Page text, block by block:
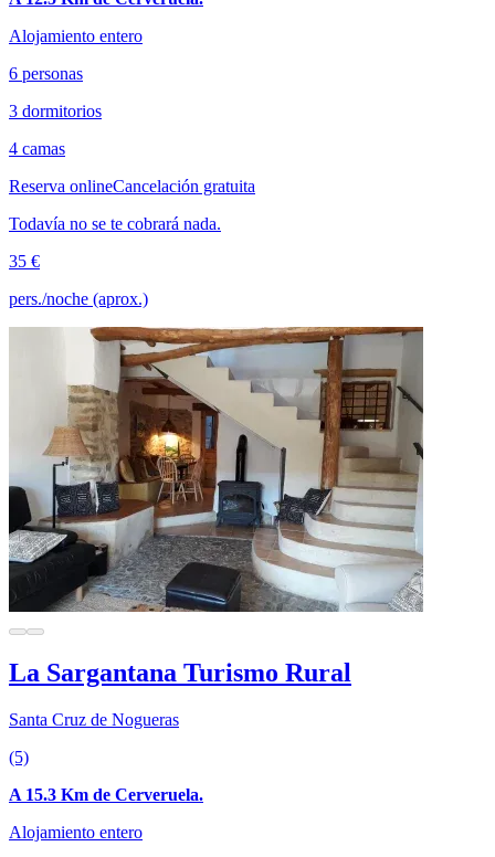
Alojamiento entero
6 personas
3 dormitorios
4 camas
Reserva onlineCancelación gratuita
Todavía no se te cobrará nada.
35 €
pers./noche (aprox.)
La Sargantana Turismo Rural
Santa Cruz de Nogueras
(5)
A 15.3 Km de Cerveruela.
Alojamiento entero